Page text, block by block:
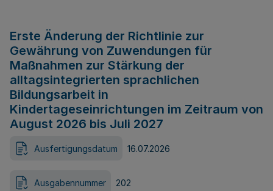
Erste Änderung der Richtlinie zur
Gewährung von Zuwendungen für
Maßnahmen zur Stärkung der
alltagsintegrierten sprachlichen
Bildungsarbeit in
Kindertageseinrichtungen im Zeitraum von
August 2026 bis Juli 2027
Ausfertigungsdatum 16.07.2026
Ausgabennummer 202